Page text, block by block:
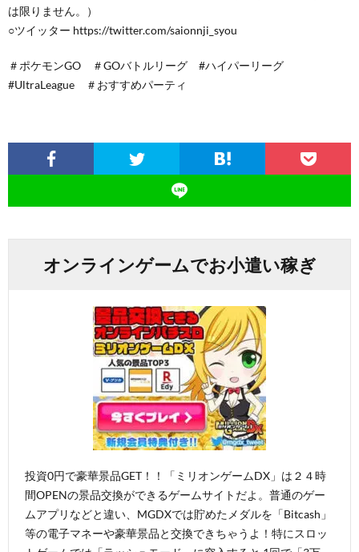
は限りません。）
○ツイッター https://twitter.com/saionnji_syou
＃ポケモンGO ＃GOバトルリーグ #ハイパーリーグ
#UltraLeague ＃おすすめパーティ
オンラインゲームでお小遣い稼ぎ
投資0円で豪華景品GET！！「ミリオンゲームDX」は２４時
間OPENの景品交換ができるゲームサイトだよ。普通のゲー
ムアプリなどと違い、MGDXでは貯めたメダルを「Bitcash」
等の電子マネーや豪華景品と交換できちゃうよ！特にスロッ